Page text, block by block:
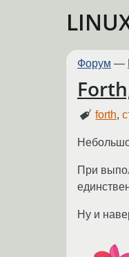
Форум —
forth,
При
Ну и